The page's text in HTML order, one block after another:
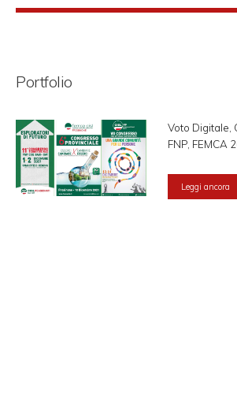
Portfolio
Voto Digitale,
FNP, FEMCA
Leggi ancora